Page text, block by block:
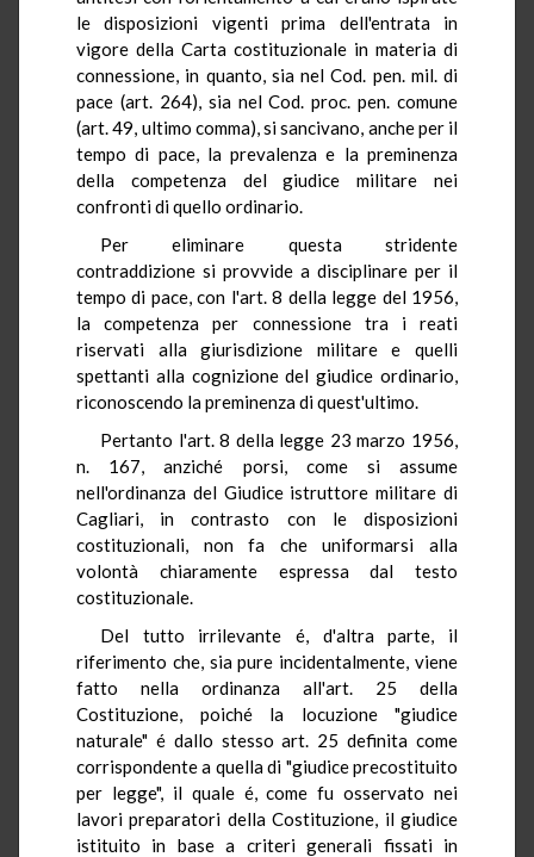
le disposizioni vigenti prima dell'entrata in
vigore della Carta costituzionale in materia di
connessione, in quanto, sia nel Cod. pen. mil. di
pace (art. 264), sia nel Cod. proc. pen. comune
(art. 49, ultimo comma), si sancivano, anche per il
tempo di pace, la prevalenza e la preminenza
della competenza del giudice militare nei
confronti di quello ordinario.
Per eliminare questa stridente
contraddizione si provvide a disciplinare per il
tempo di pace, con l'art. 8 della legge del 1956,
la competenza per connessione tra i reati
riservati alla giurisdizione militare e quelli
spettanti alla cognizione del giudice ordinario,
riconoscendo la preminenza di quest'ultimo.
Pertanto l'art. 8 della legge 23 marzo 1956,
n. 167, anziché porsi, come si assume
nell'ordinanza del Giudice istruttore militare di
Cagliari, in contrasto con le disposizioni
costituzionali, non fa che uniformarsi alla
volontà chiaramente espressa dal testo
costituzionale.
Del tutto irrilevante é, d'altra parte, il
riferimento che, sia pure incidentalmente, viene
fatto nella ordinanza all'art. 25 della
Costituzione, poiché la locuzione "giudice
naturale" é dallo stesso art. 25 definita come
corrispondente a quella di "giudice precostituito
per legge", il quale é, come fu osservato nei
lavori preparatori della Costituzione, il giudice
istituito in base a criteri generali fissati in